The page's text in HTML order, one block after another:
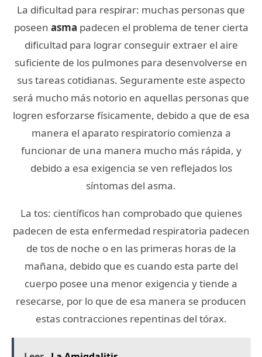
La dificultad para respirar: muchas personas que
poseen asma padecen el problema de tener cierta
dificultad para lograr conseguir extraer el aire
suficiente de los pulmones para desenvolverse en
sus tareas cotidianas. Seguramente este aspecto
será mucho más notorio en aquellas personas que
logren esforzarse físicamente, debido a que de esa
manera el aparato respiratorio comienza a
funcionar de una manera mucho más rápida, y
debido a esa exigencia se ven reflejados los
síntomas del asma.
La tos: científicos han comprobado que quienes
padecen de esta enfermedad respiratoria padecen
de tos de noche o en las primeras horas de la
mañana, debido que es cuando esta parte del
cuerpo posee una menor exigencia y tiende a
resecarse, por lo que de esa manera se producen
estas contracciones repentinas del tórax.